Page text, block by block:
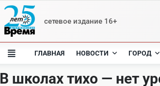
сетевое издание 16+
ГЛАВНАЯ НОВОСТИ ГОРОД
В школах тихо — нет